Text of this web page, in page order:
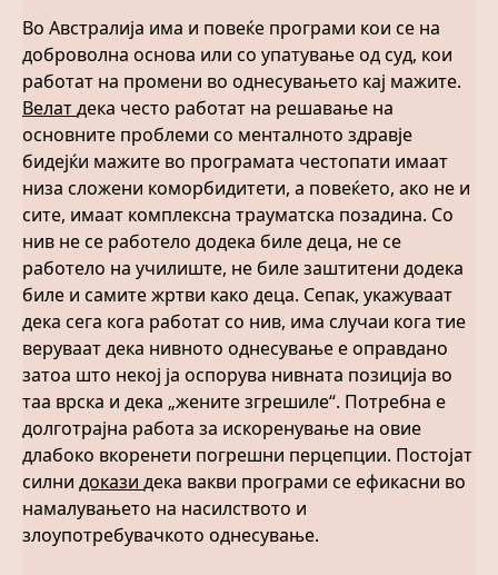
Во Австралија има и повеќе програми кои се на
доброволна основа или со упатување од суд, кои
работат на промени во однесувањето кај мажите.
Велатдека често работат на решавање на
основните проблеми со менталното здравје
бидејќи мажите во програмата честопати имаат
низа сложени коморбидитети, а повеќето, ако не и
сите, имаат комплексна трауматска позадина. Со
нив не се работело додека биле деца, не се
работело на училиште, не биле заштитени додека
биле и самите жртви како деца. Сепак, укажуваат
дека сега кога работат со нив, има случаи кога тие
веруваат дека нивното однесување е оправдано
затоа што некој ја оспорува нивната позиција во
таа врска и дека „жените згрешиле“. Потребна е
долготрајна работа за искоренување на овие
длабоко вкоренети погрешни перцепции. Постојат
силни докази дека вакви програми се ефикасни во
намалувањето на насилството и
злоупотребувачкото однесување.